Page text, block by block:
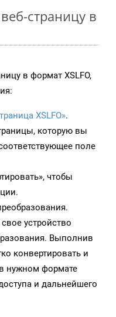
страницу в
в формат XSLFO,
XSLFO».
которую вы
поле
чтобы
устройство
Выполнив
конвертировать и
нужном формате
и дальнейшего